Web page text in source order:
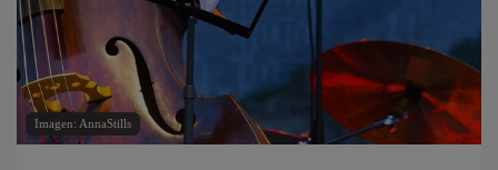
Imagen: AnnaStills